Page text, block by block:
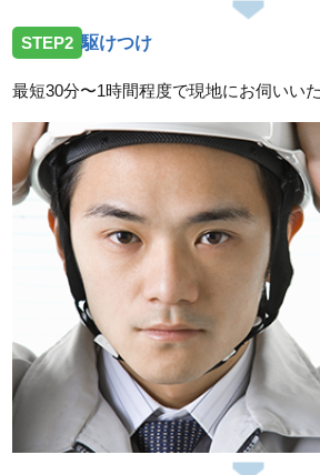
愛知県名古屋市北区山田でトイレ
した
2026/02/02
愛知県名古屋市緑区鳴海町へトイ
お伺いしました。
スタッフの修理報告や事例の一覧は
STEP2 駆けつけ
最短30分〜1時間程度で現地にお伺いいた